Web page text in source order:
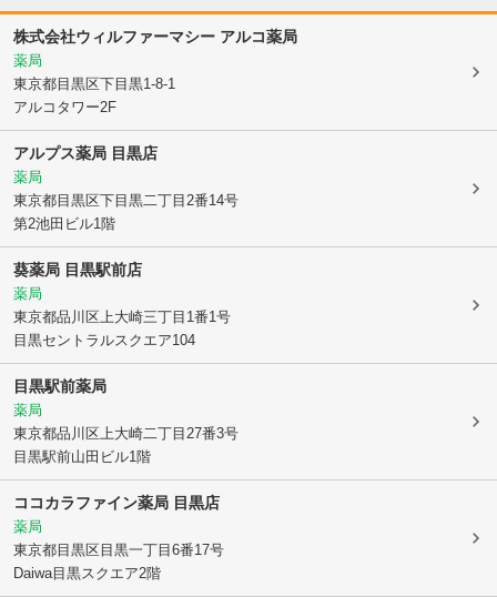
株式会社ウィルファーマシー アルコ薬局
薬局
東京都目黒区下目黒1-8-1
アルコタワー2F
アルプス薬局 目黒店
薬局
東京都目黒区下目黒二丁目2番14号
第2池田ビル1階
葵薬局 目黒駅前店
薬局
東京都品川区上大崎三丁目1番1号
目黒セントラルスクエア104
目黒駅前薬局
薬局
東京都品川区上大崎二丁目27番3号
目黒駅前山田ビル1階
ココカラファイン薬局 目黒店
薬局
東京都目黒区 目黒一丁目6番17号
Daiwa目黒スクエア2階